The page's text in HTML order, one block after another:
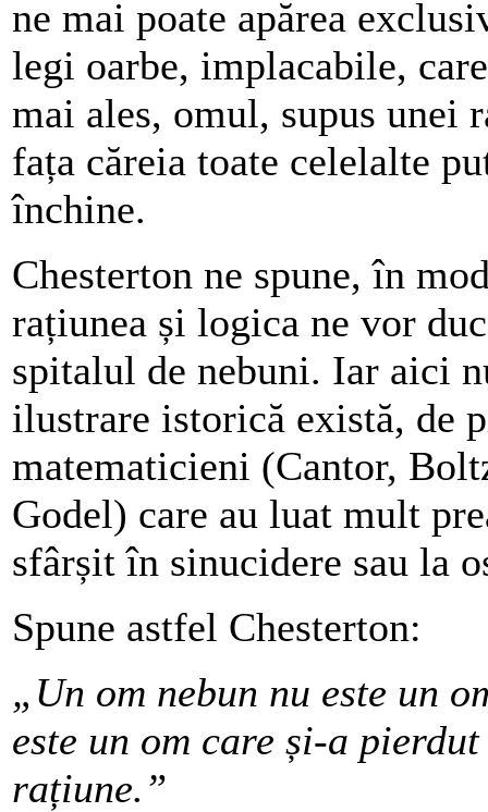
ne mai poate apărea
legi oarbe, implacabile,
mai ales, omul, supus
fața căreia toate celelalte
închine.
Chesterton ne spune, în
rațiunea și logica ne vor
spitalul de nebuni. Iar aici
ilustrare istorică există, de
matematicieni (Cantor,
Godel) care au luat mult
sfârșit în sinucidere sau la
Spune astfel Chesterton:
„Un om nebun nu este un
este un om care și-a
rațiune.”